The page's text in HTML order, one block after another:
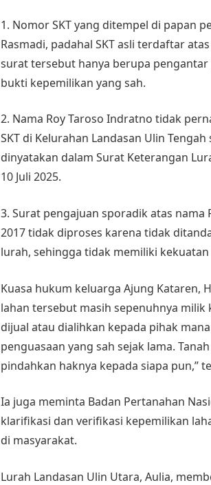
1. Nomor SKT yang ditempel di papan
Rasmadi, padahal SKT asli terdaftar
surat tersebut hanya berupa
bukti kepemilikan yang sah.
2. Nama Roy Taroso Indratno tidak
SKT di Kelurahan Landasan Ulin
dinyatakan dalam Surat Keterangan
10 Juli 2025.
3. Surat pengajuan sporadik atas nama
2017 tidak diproses karena tidak
lurah, sehingga tidak memiliki
Kuasa hukum keluarga Ajung Kataren,
lahan tersebut masih sepenuhnya
dijual atau dialihkan kepada pihak
penguasaan yang sah sejak lama.
pindahkan haknya kepada siapa pun,”
Ia juga meminta Badan Pertanahan
klarifikasi dan verifikasi kepemilikan
di masyarakat.
Lurah Landasan Ulin Utara, Aulia,